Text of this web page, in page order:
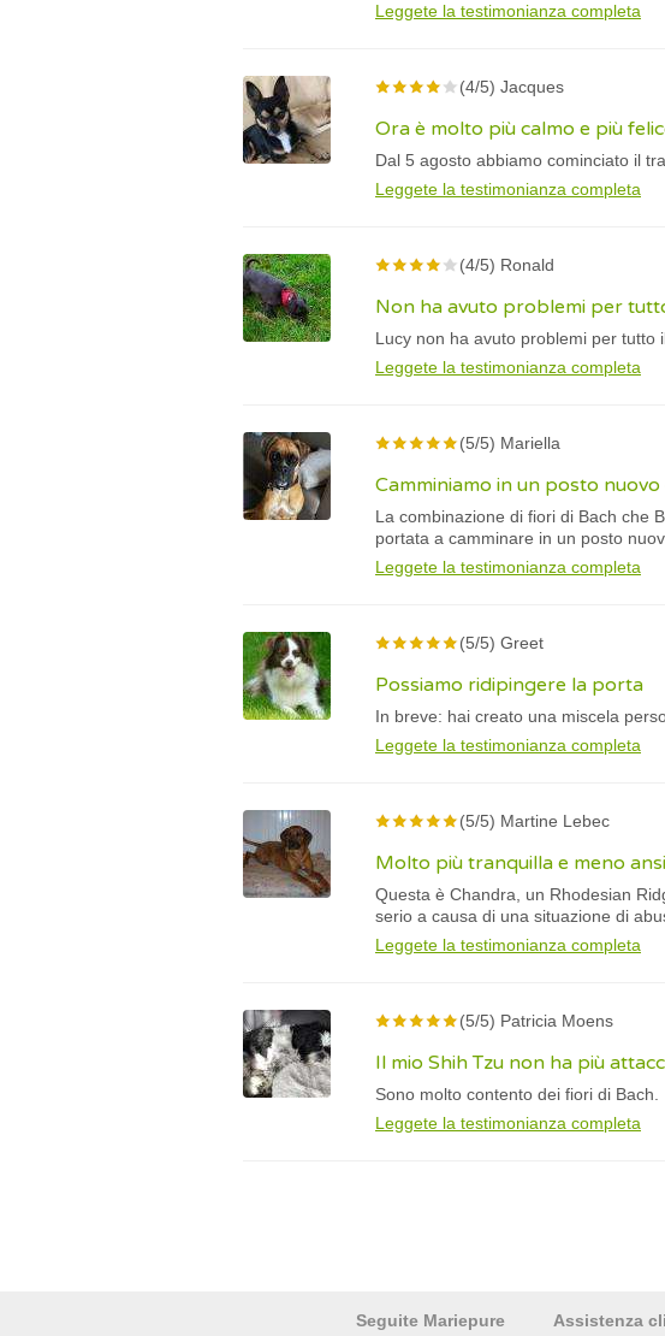
Leggete la testimonianza completa
(4/5) Jacques
Ora è molto più calmo e più
Dal 5 agosto abbiamo cominciato il
Leggete la testimonianza completa
(4/5) Ronald
Non ha avuto problemi per
Lucy non ha avuto problemi per tutto
Leggete la testimonianza completa
(5/5) Mariella
Camminiamo in un posto
La combinazione di fiori di Bach che
portata a camminare in un posto
Leggete la testimonianza completa
(5/5) Greet
Possiamo ridipingere la porta
In breve: hai creato una miscela
Leggete la testimonianza completa
(5/5) Martine Lebec
Molto più tranquilla e meno
Questa è Chandra, un Rhodesian
serio a causa di una situazione di
Leggete la testimonianza completa
(5/5) Patricia Moens
Il mio Shih Tzu non ha più
Sono molto contento dei fiori di Bach.
Leggete la testimonianza completa
Seguite Mariepure Assistenza